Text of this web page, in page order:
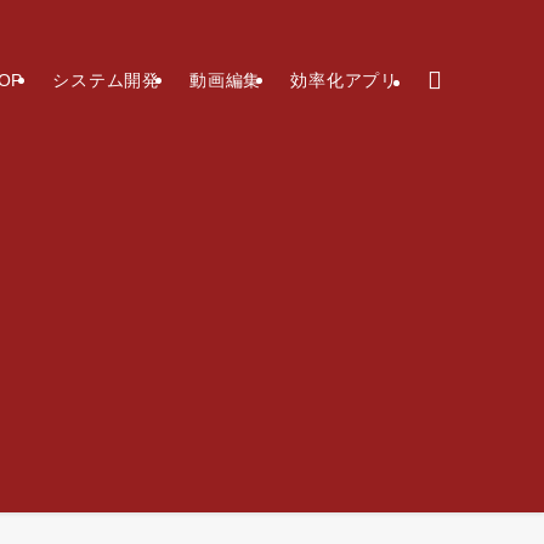
システム開発 動画編集 効率化アプリ